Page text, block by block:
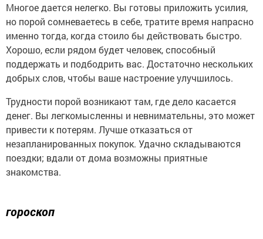
Многое дается нелегко. Вы готовы приложить усилия,
но порой сомневаетесь в себе, тратите время напрасно
именно тогда, когда стоило бы действовать быстро.
Хорошо, если рядом будет человек, способный
поддержать и подбодрить вас. Достаточно нескольких
добрых слов, чтобы ваше настроение улучшилось.
Трудности порой возникают там, где дело касается
денег. Вы легкомысленны и невнимательны, это может
привести к потерям. Лучше отказаться от
незапланированных покупок. Удачно складываются
поездки; вдали от дома возможны приятные
знакомства.
гороскоп